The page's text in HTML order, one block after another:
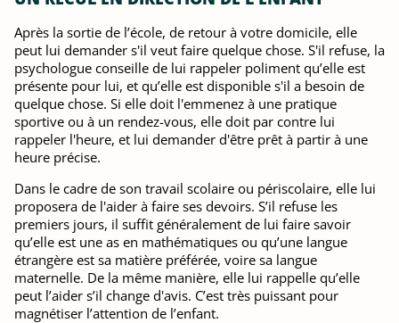
Après la sortie de l’école, de retour à votre domicile, elle
peut lui demander s'il veut faire quelque chose. S'il refuse, la
psychologue conseille de lui rappeler poliment qu’elle est
présente pour lui, et qu’elle est disponible s'il a besoin de
quelque chose. Si elle doit l'emmenez à une pratique
sportive ou à un rendez-vous, elle doit par contre lui
rappeler l'heure, et lui demander d'être prêt à partir à une
heure précise.
Dans le cadre de son travail scolaire ou périscolaire, elle lui
proposera de l'aider à faire ses devoirs. S’il refuse les
premiers jours, il suffit généralement de lui faire savoir
qu’elle est une as en mathématiques ou qu’une langue
étrangère est sa matière préférée, voire sa langue
maternelle. De la même manière, elle lui rappelle qu’elle
peut l’aider s’il change d'avis. C’est très puissant pour
magnétiser l’attention de l’enfant.